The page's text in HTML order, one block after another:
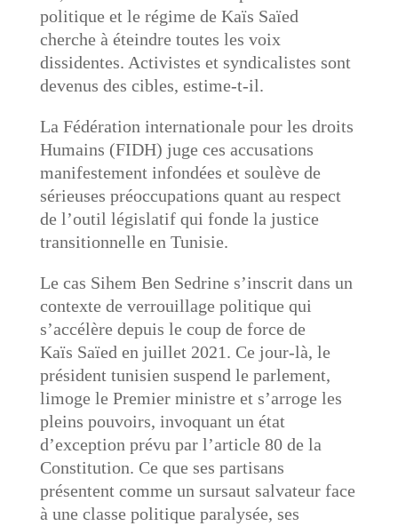
politique et le régime de Kaïs Saïed
cherche à éteindre toutes les voix
dissidentes. Activistes et syndicalistes sont
devenus des cibles, estime-t-il.
La Fédération internationale pour les droits
Humains (FIDH) juge ces accusations
manifestement infondées et soulève de
sérieuses préoccupations quant au respect
de l’outil législatif qui fonde la justice
transitionnelle en Tunisie.
Le cas Sihem Ben Sedrine s’inscrit dans un
contexte de verrouillage politique qui
s’accélère depuis le coup de force de
Kaïs Saïed en juillet 2021. Ce jour-là, le
président tunisien suspend le parlement,
limoge le Premier ministre et s’arroge les
pleins pouvoirs, invoquant un état
d’exception prévu par l’article 80 de la
Constitution. Ce que ses partisans
présentent comme un sursaut salvateur face
à une classe politique paralysée, ses